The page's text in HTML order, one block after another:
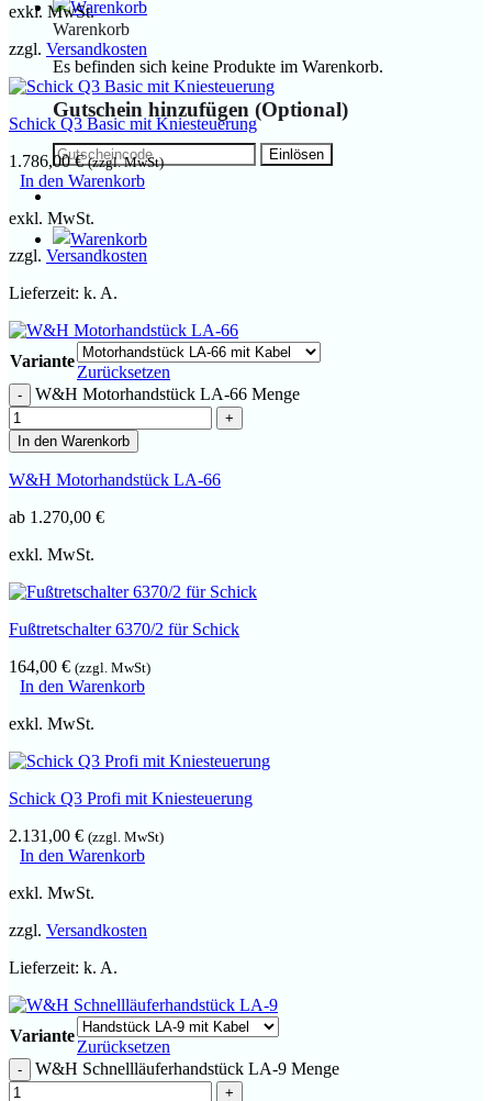
Warenkorb
Es befinden sich keine Produkte im Warenkorb.
Gutschein hinzufügen (Optional)
exkl. MwSt.
zzgl. Versandkosten
Schick Q3 Basic mit Kniesteuerung
1.786,00€ (zzgl. MwSt)
In den Warenkorb
exkl. MwSt.
zzgl. Versandkosten
Lieferzeit: k. A.
Variante
Zurücksetzen
W&H Motorhandstück LA-66 Menge
In den Warenkorb
W&H Motorhandstück LA-66
ab 1.270,00 €
exkl. MwSt.
Fußtretschalter 6370/2 für Schick
164,00 € (zzgl. MwSt)
In den Warenkorb
exkl. MwSt.
Schick Q3 Profi mit Kniesteuerung
2.131,00 € (zzgl. MwSt)
In den Warenkorb
exkl. MwSt.
zzgl. Versandkosten
Lieferzeit: k. A.
Variante
Zurücksetzen
W&H Schnellläuferhandstück LA-9 Menge